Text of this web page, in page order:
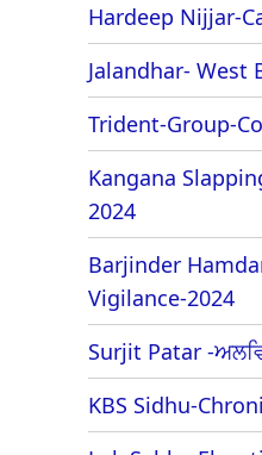
Hardeep Nijjar-
Jalandhar- West
Trident-Group-
Kangana
2024
Barjinder
Vigilance-2024
Surjit Patar -
KBS Sidhu-